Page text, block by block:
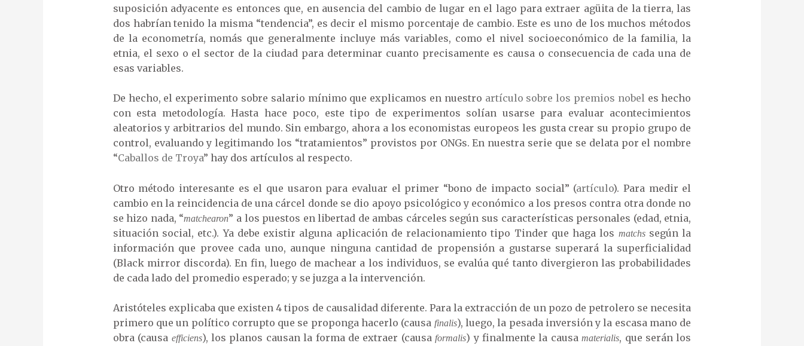
suposición adyacente es entonces que, en ausencia del cambio de lugar en el lago para extraer agüita de la tierra, las
dos habrían tenido la misma “tendencia”, es decir el mismo porcentaje de cambio. Este es uno de los muchos métodos
de la econometría, nomás que generalmente incluye más variables, como el nivel socioeconómico de la familia, la
etnia, el sexo o el sector de la ciudad para determinar cuanto precisamente es causa o consecuencia de cada una de
esas variables.
De hecho, el experimento sobre salario mínimo que explicamos en nuestro artículo sobre los premios nobeles hecho
con esta metodología. Hasta hace poco, este tipo de experimentos solían usarse para evaluar acontecimientos
aleatorios y arbitrarios del mundo. Sin embargo, ahora a los economistas europeos les gusta crear su propio grupo de
control, evaluando y legitimando los “tratamientos” provistos por ONGs. En nuestra serie que se delata por el nombre
“Caballos de Troya” hay dos artículos al respecto.
Otro método interesante es el que usaron para evaluar el primer “bono de impacto social” (artículo). Para medir el
cambio en la reincidencia de una cárcel donde se dio apoyo psicológico y económico a los presos contra otra donde no
se hizo nada, “matchearon” a los puestos en libertad de ambas cárceles según sus características personales (edad, etnia,
situación social, etc.). Ya debe existir alguna aplicación de relacionamiento tipo Tinder que haga los matchssegún la
información que provee cada uno, aunque ninguna cantidad de propensión a gustarse superará la superficialidad
(Black mirror discorda). En fin, luego de machear a los individuos, se evalúa qué tanto divergieron las probabilidades
de cada lado del promedio esperado; y se juzga a la intervención.
Aristóteles explicaba que existen 4 tipos de causalidad diferente. Para la extracción de un pozo de petrolero se necesita
primero que un político corrupto que se proponga hacerlo (causa finalis), luego, la pesada inversión y la escasa mano de
obra (causa efficiens), los planos causan la forma de extraer (causaformalis) y finalmente la causamaterialis, que serán los